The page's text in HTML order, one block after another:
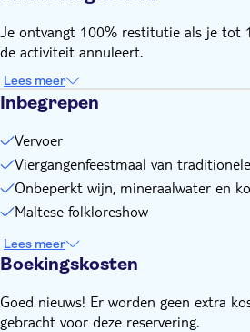
Je ontvangt 100% restitutie als je tot
de activiteit annuleert.
Lees meer
Inbegrepen
Vervoer
Viergangenfeestmaal van
Onbeperkt wijn, mineraalwater en
Maltese folkloreshow
Lees meer
Boekingskosten
Goed nieuws! Er worden geen extra
gebracht voor deze reservering.